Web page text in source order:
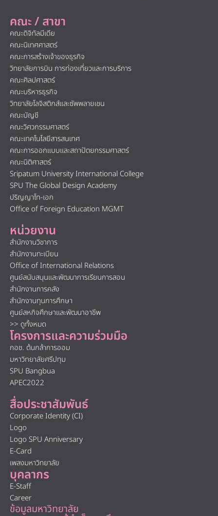
คณะ / สาขา
คณะดิจิทัลมีเดีย
คณะนิเทศศาสตร์
คณะการสร้างเจ้าของธุรกิจ
วิทยาลัยการบิน การท่องเที่ยวและการบริการ
คณะศิลปศาสตร์
คณะบริหารธุรกิจ
วิทยาลัยโลจิสติกส์และซัพพลายเชน
คณะบัญชี
คณะวิศวกรรมศาสตร์
คณะเทคโนโลยีสารสนเทศ
คณะการออกแบบและสถาปัตยกรรมศาสตร์
คณะนิติศาสตร์
Sripatum University International College
SPU The Global Design Academy
ปริญญาโท-เอก
Office of Foreign Education MGMT
หน่วยงาน
สำนักงานวิชาการ
สำนักงานทะเบียน
Office of International Relations
ศูนย์สนับสนุนและพัฒนาการเรียนการสอน
สำนักงานการคลัง
สำนักงานทุนการศึกษา
ศูนย์สหกิจศึกษาและพัฒนาอาชีพ
>> ดูทั้งหมด
โครงการและความร่วมมือ
กอช. ต้นกล้าการออม
มหาวิทยาลัยศรีปทุม
SPU Bangbua
APEC2022
สื่อประชาสัมพันธ์
Corporate Identity (CI)
Logo
Logo SPU Anniversary
E-Card
เพลงมหาวิทยาลัย
บุคลากร
E-Staff
Career
ข้อมูลมหาวิทยาลัย